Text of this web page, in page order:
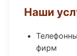
Наши
фирм